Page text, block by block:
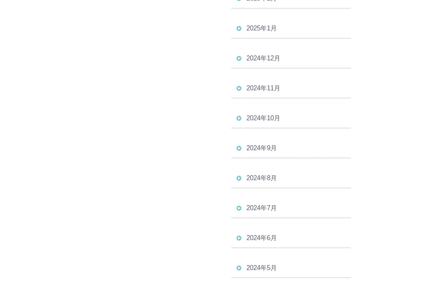
2025年1月
2024年12月
2024年11月
2024年10月
2024年9月
2024年8月
2024年7月
2024年6月
2024年5月